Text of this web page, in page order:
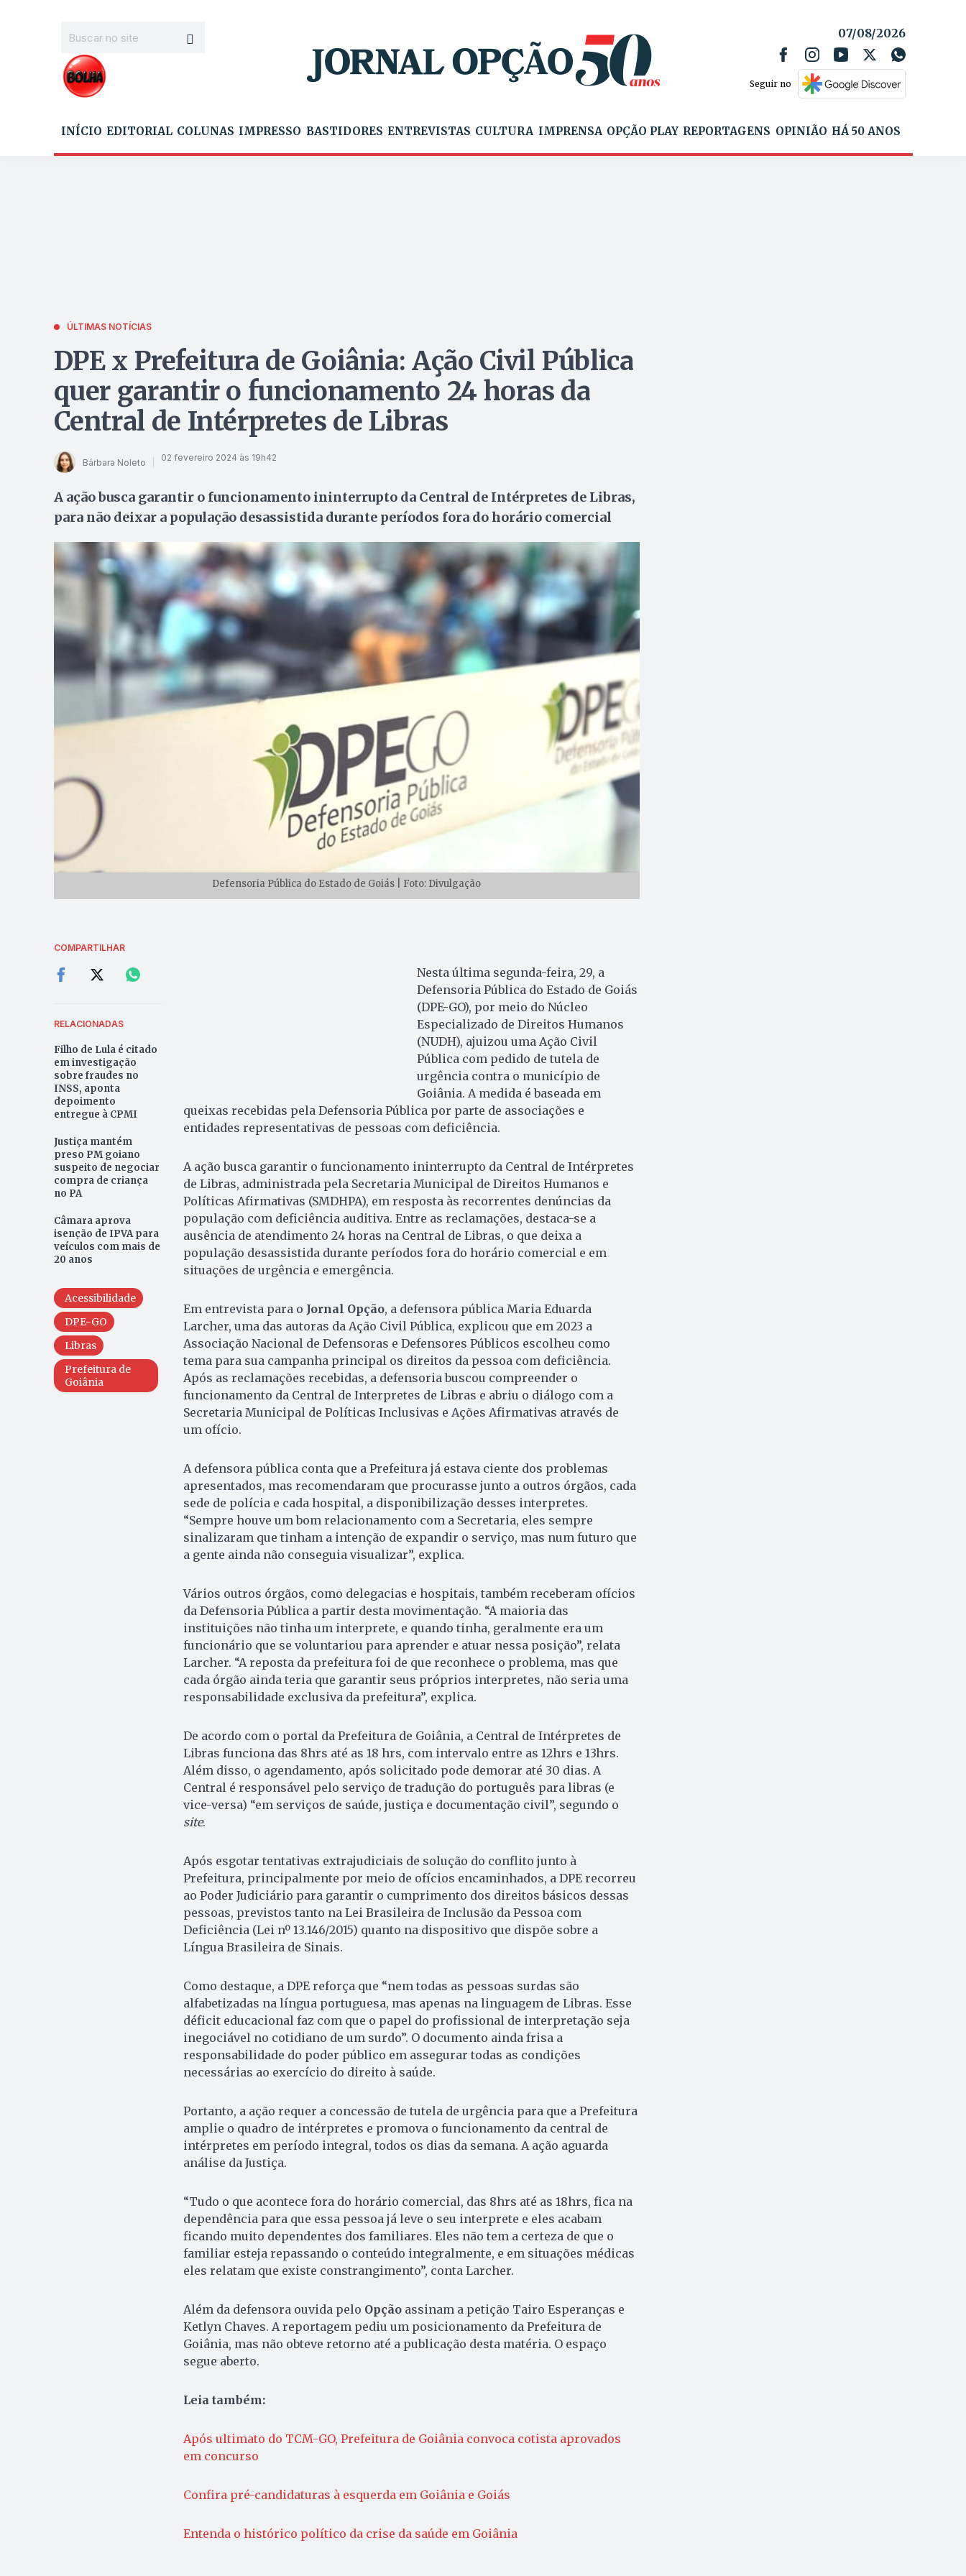
07/08/2026
Seguir no
INÍCIO EDITORIAL COLUNAS IMPRESSO BASTIDORES ENTREVISTAS CULTURA IMPRENSA OPÇÃO PLAY REPORTAGENS OPINIÃO HÁ 50 ANOS
ÚLTIMAS NOTÍCIAS
DPE x Prefeitura de Goiânia: Ação Civil Pública
quer garantir o funcionamento 24 horas da
Central de Intérpretes de Libras
Bárbara Noleto 02 fevereiro 2024 às 19h42
A ação busca garantir o funcionamento ininterrupto da Central de Intérpretes de Libras,
para não deixar a população desassistida durante períodos fora do horário comercial
Defensoria Pública do Estado de Goiás | Foto: Divulgação
COMPARTILHAR
RELACIONADAS
Filho de Lula é citado
em investigação
sobre fraudes no
INSS, aponta
depoimento
entregue à CPMI
Justiça mantém
preso PM goiano
suspeito de negociar
compra de criança
no PA
Câmara aprova
isenção de IPVA para
veículos com mais de
20 anos
Acessibilidade
DPE-GO
Libras
Prefeitura de
Goiânia
Nesta última segunda-feira, 29, a
Defensoria Pública do Estado de Goiás
(DPE-GO), por meio do Núcleo
Especializado de Direitos Humanos
(NUDH), ajuizou uma Ação Civil
Pública com pedido de tutela de
urgência contra o município de
Goiânia. A medida é baseada em
queixas recebidas pela Defensoria Pública por parte de associações e
entidades representativas de pessoas com deficiência.
A ação busca garantir o funcionamento ininterrupto da Central de Intérpretes
de Libras, administrada pela Secretaria Municipal de Direitos Humanos e
Políticas Afirmativas (SMDHPA), em resposta às recorrentes denúncias da
população com deficiência auditiva. Entre as reclamações, destaca-se a
ausência de atendimento 24 horas na Central de Libras, o que deixa a
população desassistida durante períodos fora do horário comercial e em
situações de urgência e emergência.
Em entrevista para o Jornal Opção, a defensora pública Maria Eduarda
Larcher, uma das autoras da Ação Civil Pública, explicou que em 2023 a
Associação Nacional de Defensoras e Defensores Públicos escolheu como
tema para sua campanha principal os direitos da pessoa com deficiência.
Após as reclamações recebidas, a defensoria buscou compreender o
funcionamento da Central de Interpretes de Libras e abriu o diálogo com a
Secretaria Municipal de Políticas Inclusivas e Ações Afirmativas através de
um ofício.
A defensora pública conta que a Prefeitura já estava ciente dos problemas
apresentados, mas recomendaram que procurasse junto a outros órgãos, cada
sede de polícia e cada hospital, a disponibilização desses interpretes.
“Sempre houve um bom relacionamento com a Secretaria, eles sempre
sinalizaram que tinham a intenção de expandir o serviço, mas num futuro que
a gente ainda não conseguia visualizar”, explica.
Vários outros órgãos, como delegacias e hospitais, também receberam ofícios
da Defensoria Pública a partir desta movimentação. “A maioria das
instituições não tinha um interprete, e quando tinha, geralmente era um
funcionário que se voluntariou para aprender e atuar nessa posição”, relata
Larcher. “A reposta da prefeitura foi de que reconhece o problema, mas que
cada órgão ainda teria que garantir seus próprios interpretes, não seria uma
responsabilidade exclusiva da prefeitura”, explica.
De acordo com o portal da Prefeitura de Goiânia, a Central de Intérpretes de
Libras funciona das 8hrs até as 18 hrs, com intervalo entre as 12hrs e 13hrs.
Além disso, o agendamento, após solicitado pode demorar até 30 dias. A
Central é responsável pelo serviço de tradução do português para libras (e
vice-versa) “em serviços de saúde, justiça e documentação civil”, segundo o
site.
Após esgotar tentativas extrajudiciais de solução do conflito junto à
Prefeitura, principalmente por meio de ofícios encaminhados, a DPE recorreu
ao Poder Judiciário para garantir o cumprimento dos direitos básicos dessas
pessoas, previstos tanto na Lei Brasileira de Inclusão da Pessoa com
Deficiência (Lei nº 13.146/2015) quanto na dispositivo que dispõe sobre a
Língua Brasileira de Sinais.
Como destaque, a DPE reforça que “nem todas as pessoas surdas são
alfabetizadas na língua portuguesa, mas apenas na linguagem de Libras. Esse
déficit educacional faz com que o papel do profissional de interpretação seja
inegociável no cotidiano de um surdo”. O documento ainda frisa a
responsabilidade do poder público em assegurar todas as condições
necessárias ao exercício do direito à saúde.
Portanto, a ação requer a concessão de tutela de urgência para que a Prefeitura
amplie o quadro de intérpretes e promova o funcionamento da central de
intérpretes em período integral, todos os dias da semana. A ação aguarda
análise da Justiça.
“Tudo o que acontece fora do horário comercial, das 8hrs até as 18hrs, fica na
dependência para que essa pessoa já leve o seu interprete e eles acabam
ficando muito dependentes dos familiares. Eles não tem a certeza de que o
familiar esteja repassando o conteúdo integralmente, e em situações médicas
eles relatam que existe constrangimento”, conta Larcher.
Além da defensora ouvida pelo Opçãoassinam a petição Tairo Esperanças e
Ketlyn Chaves. A reportagem pediu um posicionamento da Prefeitura de
Goiânia, mas não obteve retorno até a publicação desta matéria. O espaço
segue aberto.
Leia também:
Após ultimato do TCM-GO, Prefeitura de Goiânia convoca cotista aprovados
em concurso
Confira pré-candidaturas à esquerda em Goiânia e Goiás
Entenda o histórico político da crise da saúde em Goiânia